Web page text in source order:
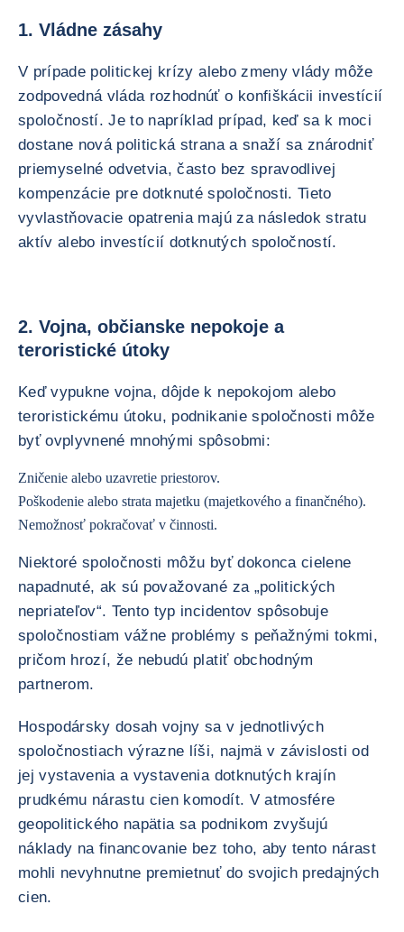
1. Vládne zásahy
V prípade politickej krízy alebo zmeny vlády môže
zodpovedná vláda rozhodnúť o konfiškácii investícií
spoločností. Je to napríklad prípad, keď sa k moci
dostane nová politická strana a snaží sa znárodniť
priemyselné odvetvia, často bez spravodlivej
kompenzácie pre dotknuté spoločnosti. Tieto
vyvlastňovacie opatrenia majú za následok stratu
aktív alebo investícií dotknutých spoločností.
2. Vojna, občianske nepokoje a
teroristické útoky
Keď vypukne vojna, dôjde k nepokojom alebo
teroristickému útoku, podnikanie spoločnosti môže
byť ovplyvnené mnohými spôsobmi:
Zničenie alebo uzavretie priestorov.
Poškodenie alebo strata majetku (majetkového a finančného).
Nemožnosť pokračovať v činnosti.
Niektoré spoločnosti môžu byť dokonca cielene
napadnuté, ak sú považované za „politických
nepriateľov“. Tento typ incidentov spôsobuje
spoločnostiam vážne problémy s peňažnými tokmi,
pričom hrozí, že nebudú platiť obchodným
partnerom.
Hospodársky dosah vojny sa v jednotlivých
spoločnostiach výrazne líši, najmä v závislosti od
jej vystavenia a vystavenia dotknutých krajín
prudkému nárastu cien komodít. V atmosfére
geopolitického napätia sa podnikom zvyšujú
náklady na financovanie bez toho, aby tento nárast
mohli nevyhnutne premietnuť do svojich predajných
cien.